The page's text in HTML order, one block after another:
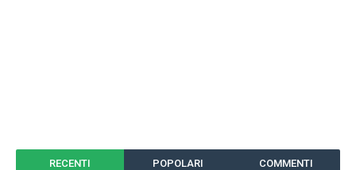
RECENTI POPOLARI COMMENTI